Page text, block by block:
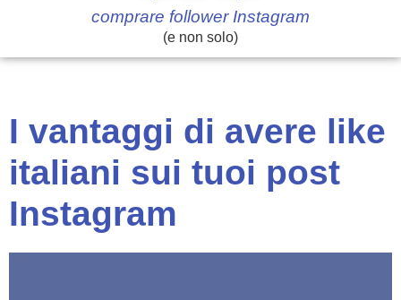
comprare follower Instagram
(e non solo)
I vantaggi di avere like
italiani sui tuoi post
Instagram